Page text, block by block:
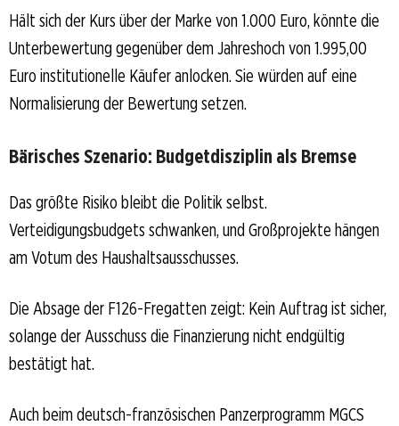
Hält sich der Kurs über der Marke von 1.000 Euro, könnte die
Unterbewertung gegenüber dem Jahreshoch von 1.995,00
Euro institutionelle Käufer anlocken. Sie würden auf eine
Normalisierung der Bewertung setzen.
Bärisches Szenario: Budgetdisziplin als Bremse
Das größte Risiko bleibt die Politik selbst.
Verteidigungsbudgets schwanken, und Großprojekte hängen
am Votum des Haushaltsausschusses.
Die Absage der F126-Fregatten zeigt: Kein Auftrag ist sicher,
solange der Ausschuss die Finanzierung nicht endgültig
bestätigt hat.
Auch beim deutsch-französischen Panzerprogramm MGCS